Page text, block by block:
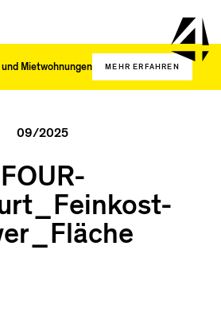
09/2025
FOUR-
Mietwohnungen MEHR ERFAHREN